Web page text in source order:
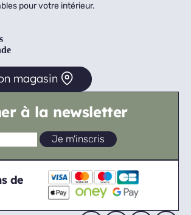
pour votre intérieur.
magasin
à la newsletter
de